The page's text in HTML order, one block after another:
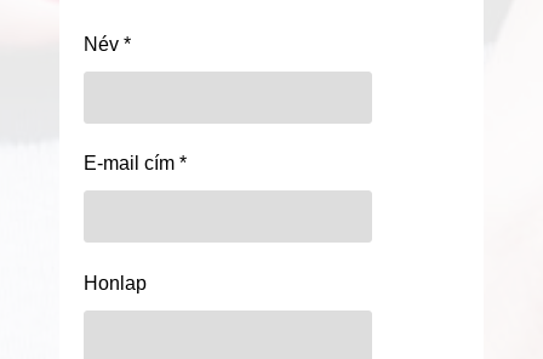
Név *
E-mail cím *
Honlap